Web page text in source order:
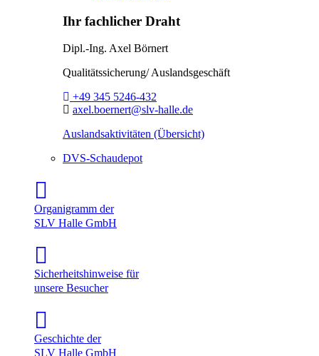
Ihr fachlicher Draht
Dipl.-Ing. Axel Börnert
Qualitätssicherung/ Auslandsgeschäft
Telefon:
+49 345 5246-432
E-Mail:
axel.boernert@slv-halle.de
Auslandsaktivitäten (Übersicht)
DVS-Schaudepot
Organigramm der
SLV Halle GmbH
Sicherheitshinweise für
unsere Besucher
Geschichte der
SLV Halle GmbH